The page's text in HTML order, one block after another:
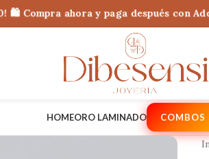
ahora y paga después con
HOMEORO LAMINADO COMBOS